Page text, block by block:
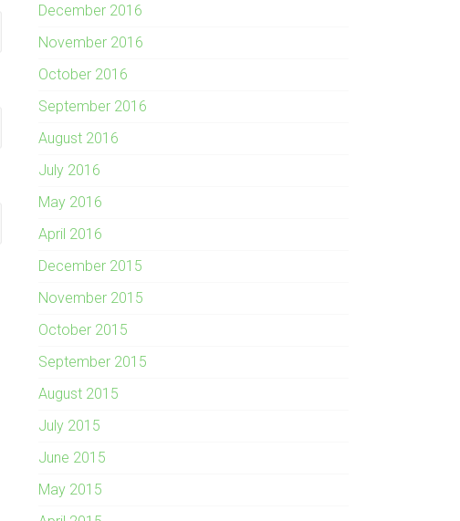
December 2016
November 2016
October 2016
September 2016
August 2016
July 2016
May 2016
April 2016
December 2015
November 2015
October 2015
September 2015
August 2015
July 2015
June 2015
May 2015